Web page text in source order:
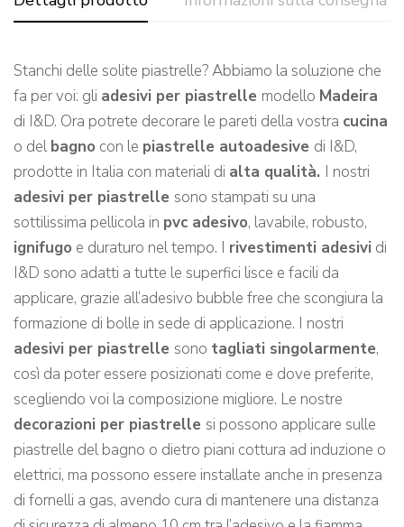
Stanchi delle solite piastrelle? Abbiamo la soluzione che
fa per voi: gli adesivi per piastrelle modello Madeira
di I&D. Ora potrete decorare le pareti della vostra cucina
o delbagno con le piastrelle autoadesive di I&D,
prodotte in Italia con materiali di alta qualità. I nostri
adesivi per piastrelle sono stampati su una
sottilissima pellicola in pvc adesivo, lavabile, robusto,
ignifugo e duraturo nel tempo. I rivestimenti adesivi di
I&D sono adatti a tutte le superfici lisce e facili da
applicare, grazie all’adesivo bubble free che scongiura la
formazione di bolle in sede di applicazione. I nostri
adesivi per piastrelle sono tagliati singolarmente,
così da poter essere posizionati come e dove preferite,
scegliendo voi la composizione migliore. Le nostre
decorazioni per piastrelle si possono applicare sulle
piastrelle del bagno o dietro piani cottura ad induzione o
elettrici, ma possono essere installate anche in presenza
di fornelli a gas, avendo cura di mantenere una distanza